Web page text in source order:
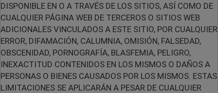
DISPONIBLE EN O A TRAVÉS DE LOS SITIOS, ASÍ COMO DE
CUALQUIER PÁGINA WEB DE TERCEROS O SITIOS WEB
ADICIONALES VINCULADOS A ESTE SITIO, POR CUALQUIER
ERROR, DIFAMACIÓN, CALUMNIA, OMISIÓN, FALSEDAD,
OBSCENIDAD, PORNOGRAFÍA, BLASFEMIA, PELIGRO,
INEXACTITUD CONTENIDOS EN LOS MISMOS O DAÑOS A
PERSONAS O BIENES CAUSADOS POR LOS MISMOS. ESTAS
LIMITACIONES SE APLICARÁN A PESAR DE CUALQUIER